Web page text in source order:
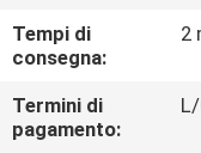
NOTIZIE
Tempi di
consegna:
2
Termini di
pagamento: